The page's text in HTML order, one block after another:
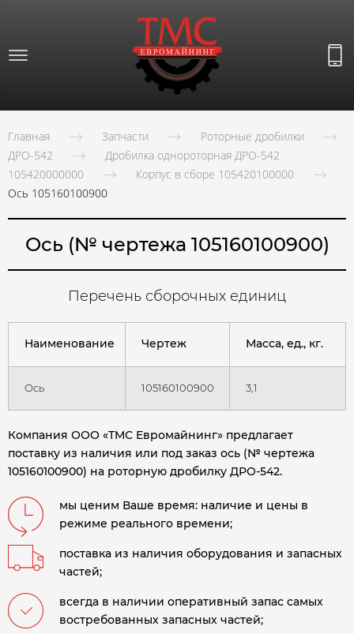
Главная Запчасти
Роторные дробилки
ДРО-542
Дробилка однороторная ДРО-542
105420000000
Корпус в сборе 105420100000
Ось 105160100900
Ось (№ чертежа 105160100900)
Перечень сборочных единиц
Наименование Чертеж Масса, ед., кг.
Ось 105160100900 3,1
Компания ООО «ТМС Евромайнинг» предлагает
поставку из наличия или под заказ ось (№ чертежа
105160100900) на роторную дробилку ДРО-542.
мы ценим Ваше время: наличие и цены в
режиме реального времени;
поставка из наличия оборудования и запасных
частей;
всегда в наличии оперативный запас самых
востребованных запасных частей;